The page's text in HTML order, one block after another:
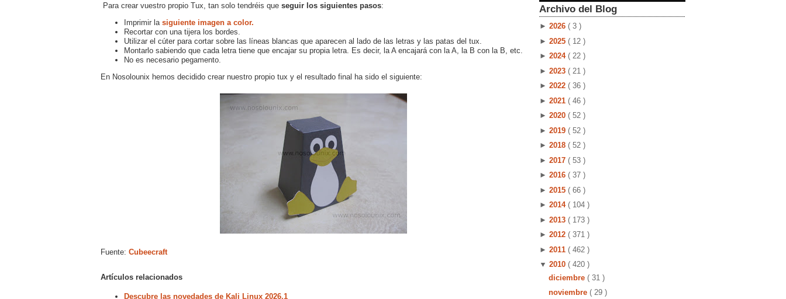
Para crear vuestro propio Tux, tan solo tendréis que seguir los siguientes pasos:
Imprimir la siguiente imagen a color.
Recortar con una tijera los bordes.
Utilizar el cúter para cortar sobre las líneas blancas que aparecen al lado de las letras y las patas del tux.
Montarlo sabiendo que cada letra tiene que encajar su propia letra. Es decir, la A encajará con la A, la B con la B, etc.
No es necesario pegamento.
En Nosolounix hemos decidido crear nuestro propio tux y el resultado final ha sido el siguiente:
Fuente: Cubeecraft
Artículos relacionados
Descubre las novedades de Kali Linux 2026.1
Archivo del Blog
► 2026 ( 3 )
► 2025 ( 12 )
► 2024 ( 22 )
► 2023 ( 21 )
► 2022 ( 36 )
► 2021 ( 46 )
► 2020 ( 52 )
► 2019 ( 52 )
► 2018 ( 52 )
► 2017 ( 53 )
► 2016 ( 37 )
► 2015 ( 66 )
► 2014 ( 104 )
► 2013 ( 173 )
► 2012 ( 371 )
► 2011 ( 462 )
▼ 2010 ( 420 )
diciembre ( 31 )
noviembre ( 29 )